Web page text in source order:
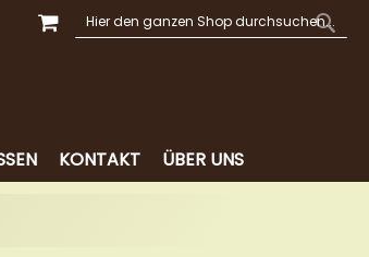
SUCHE
MEIN WARENKORB
KONTAKT ÜBER UNS